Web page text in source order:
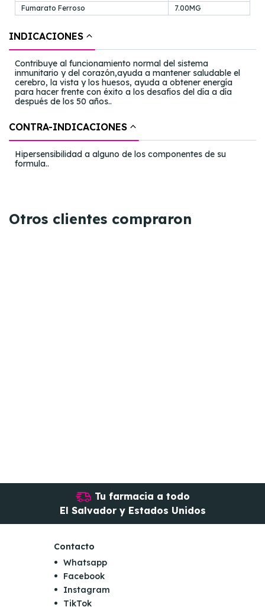
Fumarato Ferroso
7.00MG
INDICACIONES
Contribuye al funcionamiento normal del sistema
inmunitario y del corazón,ayuda a mantener saludable el
cerebro, la vista y los huesos, ayuda a obtener energía
para hacer frente con éxito a los desafíos del día a día
después de los 50 años..
CONTRA-INDICACIONES
Hipersensibilidad a alguno de los componentes de su
formula..
Otros clientes compraron
Tu farmacia a todo
El Salvador y Estados Unidos
Contacto
Whatsapp
Facebook
Instagram
TikTok